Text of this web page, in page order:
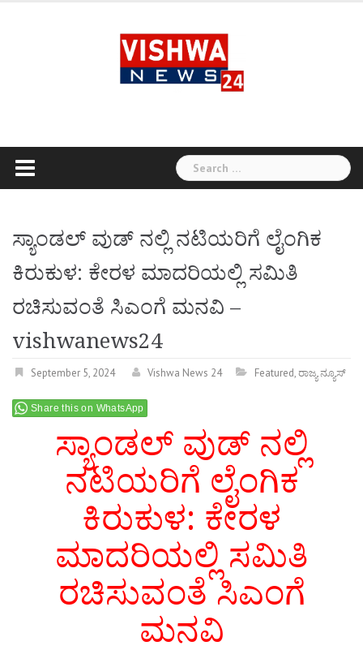
Search
for:
ಸ್ಯಾಂಡಲ್ ವುಡ್ ನಲ್ಲಿ ನಟಿಯರಿಗೆ ಲೈಂಗಿಕ
ಕಿರುಕುಳ: ಕೇರಳ ಮಾದರಿಯಲ್ಲಿ ಸಮಿತಿ
ರಚಿಸುವಂತೆ ಸಿಎಂಗೆ ಮನವಿ –
vishwanews24
September 5, 2024 Vishwa News 24 Featured,ರಾಜ್ಯ ನ್ಯೂಸ್
Share this on WhatsApp
ಸ್ಯಾಂಡಲ್ ವುಡ್ ನಲ್ಲಿ
ನಟಿಯರಿಗೆ ಲೈಂಗಿಕ
ಕಿರುಕುಳ: ಕೇರಳ
ಮಾದರಿಯಲ್ಲಿ ಸಮಿತಿ
ರಚಿಸುವಂತೆ ಸಿಎಂಗೆ
ಮನವಿ